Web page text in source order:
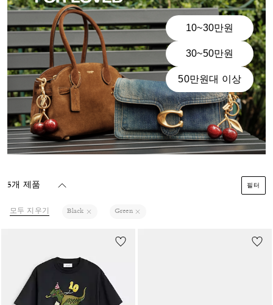
10~30만원
30~50만원
50만원대 이상
5개 제품 필터
모두 지우기 Black Green